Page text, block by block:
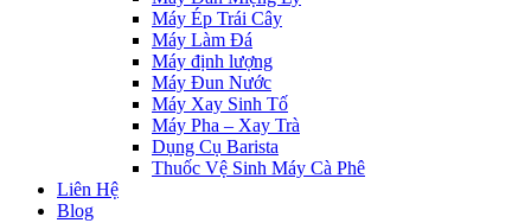
Máy Ép Trái Cây
Máy Làm Đá
Máy định lượng
Máy Đun Nước
Máy Xay Sinh Tố
Máy Pha – Xay Trà
Dụng Cụ Barista
Thuốc Vệ Sinh Máy Cà Phê
Liên Hệ
Blog